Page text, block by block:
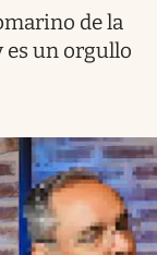
de la
es un orgullo